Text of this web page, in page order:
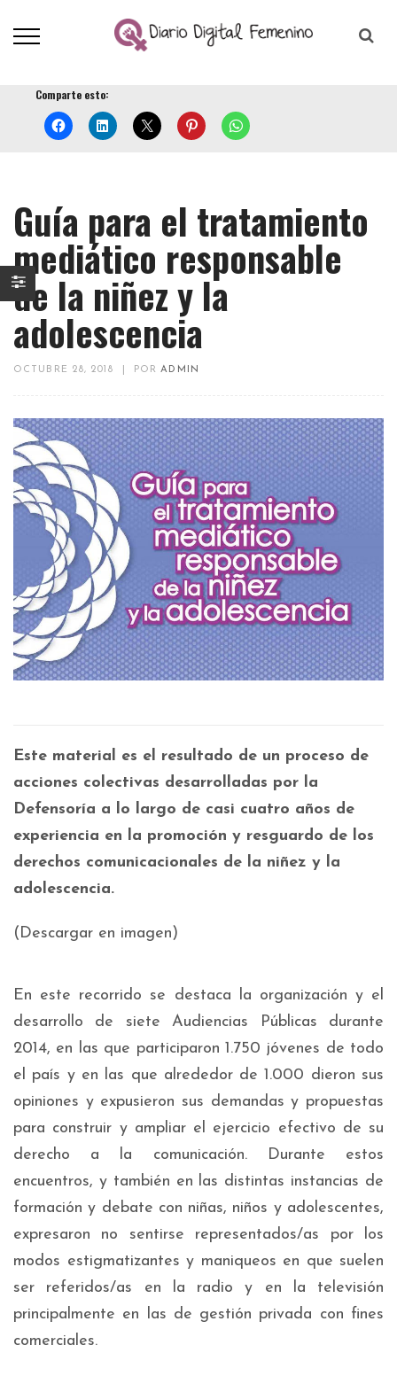
Comparte esto:
Guía para el tratamiento
mediático responsable
de la niñez y la
adolescencia
OCTUBRE 28, 2018 PORADMIN
Este material es el resultado de un proceso de
acciones colectivas desarrolladas por la
Defensoría a lo largo de casi cuatro años de
experiencia en la promoción y resguardo de los
derechos comunicacionales de la niñez y la
adolescencia.
(Descargar en imagen)
En este recorrido se destaca la organización y el
desarrollo de siete Audiencias Públicas durante
2014, en las que participaron 1.750 jóvenes de todo
el país y en las que alrededor de 1.000 dieron sus
opiniones y expusieron sus demandas y propuestas
para construir y ampliar el ejercicio efectivo de su
derecho a la comunicación. Durante estos
encuentros, y también en las distintas instancias de
formación y debate con niñas, niños y adolescentes,
expresaron no sentirse representados/as por los
modos estigmatizantes y maniqueos en que suelen
ser referidos/as en la radio y en la televisión
principalmente en las de gestión privada con fines
comerciales.